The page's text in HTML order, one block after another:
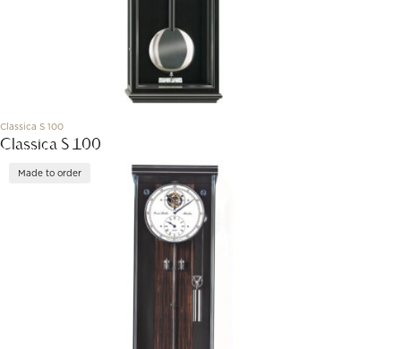
Classica S 100
Classica S 100
Made to order